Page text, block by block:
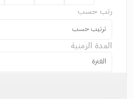
رتب حسب
ترتيب حسب
المدة الزمنية
الفترة